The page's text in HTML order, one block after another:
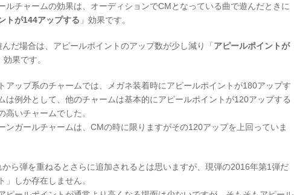
ルチャームの効果は、オーディションでCMとなっている曲で遊んだときに
トが144アップする 」効果です。
だ場合は、アピールポイントのアップ数が少し減り「 アピールポイントが
効果です。
アップ系のチャームでは、メガネ装着時にアピールポイントが180アップす
は例外として、他のチャームは基本的にアピールポイントが120アップする
高いチャームでした。
ンガールチャームは、CMの時に限りますがその120アップを上回っていま
ら弾を重ねるとさらに追加されるとは思いますが、現弾の2016年第1弾だ
」しか存在しません。